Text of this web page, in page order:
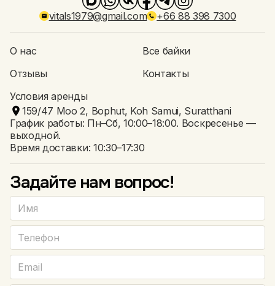
vitals1979@gmail.com +66 88 398 7300
О нас
Все байки
Отзывы
Контакты
Условия аренды
159/47 Moo 2, Bophut, Koh Samui, Suratthani
График работы: Пн–Сб, 10:00–18:00. Воскресенье —
выходной.
Время доставки: 10:30–17:30
Задайте нам вопрос!